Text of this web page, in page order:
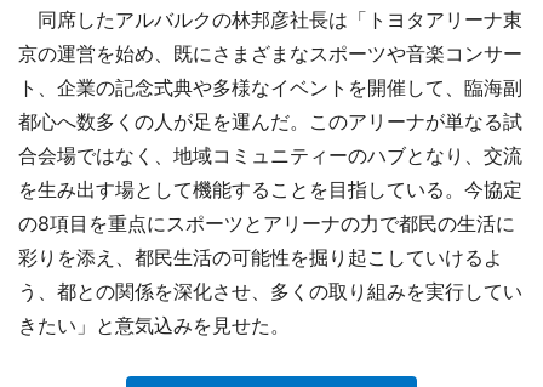
同席したアルバルクの林邦彦社長は「トヨタアリーナ東
京の運営を始め、既にさまざまなスポーツや音楽コンサー
ト、企業の記念式典や多様なイベントを開催して、臨海副
都心へ数多くの人が足を運んだ。このアリーナが単なる試
合会場ではなく、地域コミュニティーのハブとなり、交流
を生み出す場として機能することを目指している。今協定
の8項目を重点にスポーツとアリーナの力で都民の生活に
彩りを添え、都民生活の可能性を掘り起こしていけるよ
う、都との関係を深化させ、多くの取り組みを実行してい
きたい」と意気込みを見せた。